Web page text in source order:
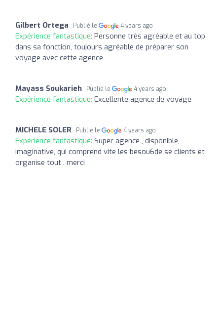
Gilbert Ortega Publié le 4 years ago
Expérience fantastique: Personne très agréable et au top
dans sa fonction, toujours agréable de préparer son
voyage avec cette agence
Mayass Soukarieh Publié le 4 years ago
Expérience fantastique: Excellente agence de voyage
MICHELE SOLER Publié le 4 years ago
Expérience fantastique: Super agence , disponible,
imaginative, qui comprend vite les besou6de se clients et
organise tout . merci